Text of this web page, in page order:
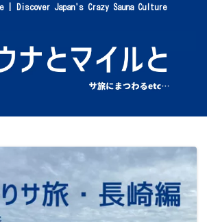
| Discover Japan's Crazy Sauna Culture